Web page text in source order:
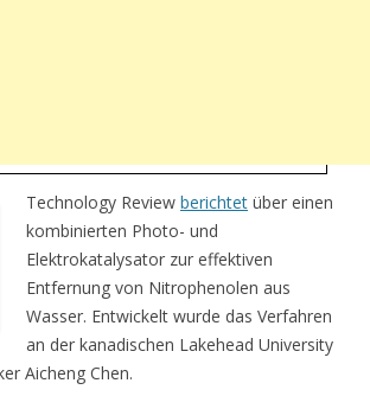
Technology Review berichtet über einen
kombinierten Photo- und
Elektrokatalysator zur effektiven
Entfernung von Nitrophenolen aus
Wasser. Entwickelt wurde das Verfahren
an der kanadischen Lakehead University
Aicheng Chen.